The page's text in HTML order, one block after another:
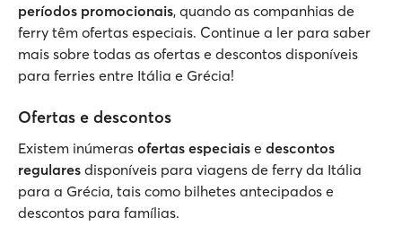
períodos promocionais, quando as companhias de
ferry têm ofertas especiais. Continue a ler para saber
mais sobre todas as ofertas e descontos disponíveis
para ferries entre Itália e Grécia!
Ofertas e descontos
Existem inúmeras ofertas especiais e descontos
regulares disponíveis para viagens de ferry da Itália
para a Grécia, tais como bilhetes antecipados e
descontos para famílias.